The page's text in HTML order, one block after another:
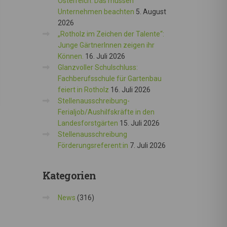
Unternehmen beachten 5. August
2026
„Rotholz im Zeichen der Talente“:
Junge GärtnerInnen zeigen ihr
Können. 16. Juli 2026
Glanzvoller Schulschluss:
Fachberufsschule für Gartenbau
feiert in Rotholz 16. Juli 2026
Stellenausschreibung-
Ferialjob/Aushilfskräfte in den
Landesforstgärten 15. Juli 2026
Stellenausschreibung
Förderungsreferent:in 7. Juli 2026
Kategorien
News (316)